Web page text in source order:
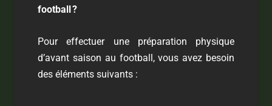
football?
Pour effectuer une préparation physique
d’avant saison au football, vous avez besoin
des éléments suivants :